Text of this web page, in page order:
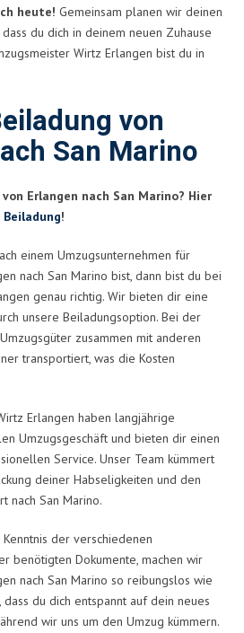
heute! Gemeinsam planen wir deinen
du dich in deinem neuen Zuhause
Wirtz Erlangen bist du in
von
San Marino
Erlangen nach San Marino? Hier
Beiladung!
einem Umzugsunternehmen für
nach San Marino bist, dann bist du bei
genau richtig. Wir bieten dir eine
unsere Beiladungsoption. Bei der
zusammen mit anderen
transportiert, was die Kosten
Erlangen haben langjährige
Umzugsgeschäft und bieten dir einen
Service. Unser Team kümmert
deiner Habseligkeiten und den
nach San Marino.
der verschiedenen
benötigten Dokumente, machen wir
nach San Marino so reibungslos wie
du dich entspannt auf dein neues
wir uns um den Umzug kümmern.